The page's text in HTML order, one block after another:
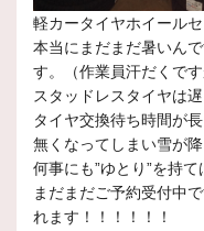
軽カータイヤホイール
本当にまだまだ暑いん
す。（作業員汗だくです
スタッドレスタイヤは
タイヤ交換待ち時間が
無くなってしまい雪が降
何事にも”ゆとり”を持
まだまだご予約受付中
れます！！！！！！